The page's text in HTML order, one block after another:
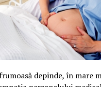
depinde, în mare